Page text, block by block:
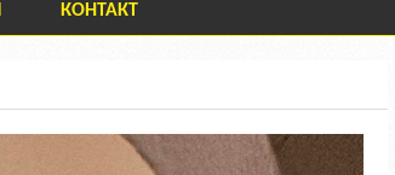
КОНТАКТ